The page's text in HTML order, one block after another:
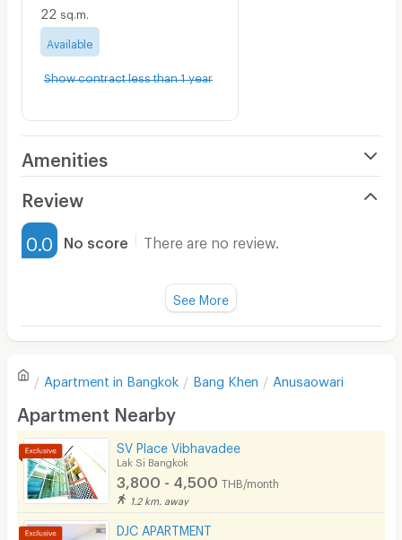
#หอพัก #หลักสี่
#อพาร์ทเม้นใกล้รถไฟ
#ห้องพักใหม่
#กองพันทหารสื่อสารที่21 #โรงพยาบาลซีจีเอช
#มหาวิทยาลัยราชภัฎพระนคร
22 sq.m.
Available
Show contract less than 1 year
Amenities
Furnished
Water Heater
Sofa
Desk
Kitchen Stove
Pets
Smoking
Review
0.0 No score There are no review.
There are no reviews for this apartment yet.
Write first review
See More
Apartment in Bangkok Bang Khen Anusaowari
Apartment Nearby
SV Place Vibhavadee
Lak Si Bangkok
3,800 - 4,500 THB/month
1.2 km. away
DJC APARTMENT